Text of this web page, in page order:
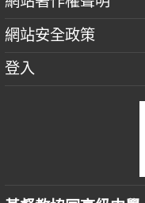
網站安全政策
登入